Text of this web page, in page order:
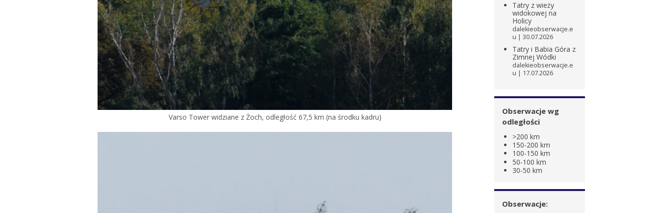
Varso Tower widziane z Żoch, odległość 67,5 km (na środku kadru)
Tatry z wieży
widokowej na
Holicy
dalekieobserwacje.e
u
30.07.2026
Tatry i Babia Góra z
Zimnej Wódki
dalekieobserwacje.e
u
17.07.2026
Obserwacje wg
odległości
>200 km
150-200 km
100-150 km
50-100 km
30-50 km
Obserwacje: